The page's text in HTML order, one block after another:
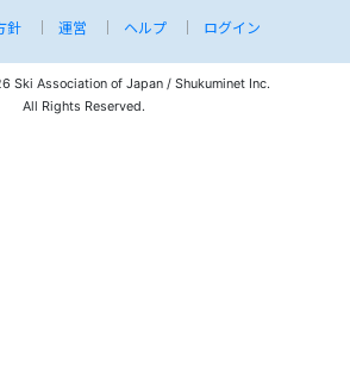
針 運営 ヘルプ ログイン
Ski Association of Japan / Shukuminet Inc.
All Rights Reserved.